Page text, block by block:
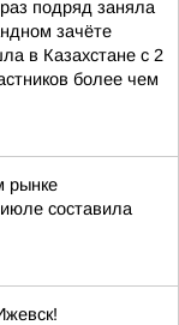
подряд заняла
зачёте
в Казахстане с 2
более чем
рынке
составила